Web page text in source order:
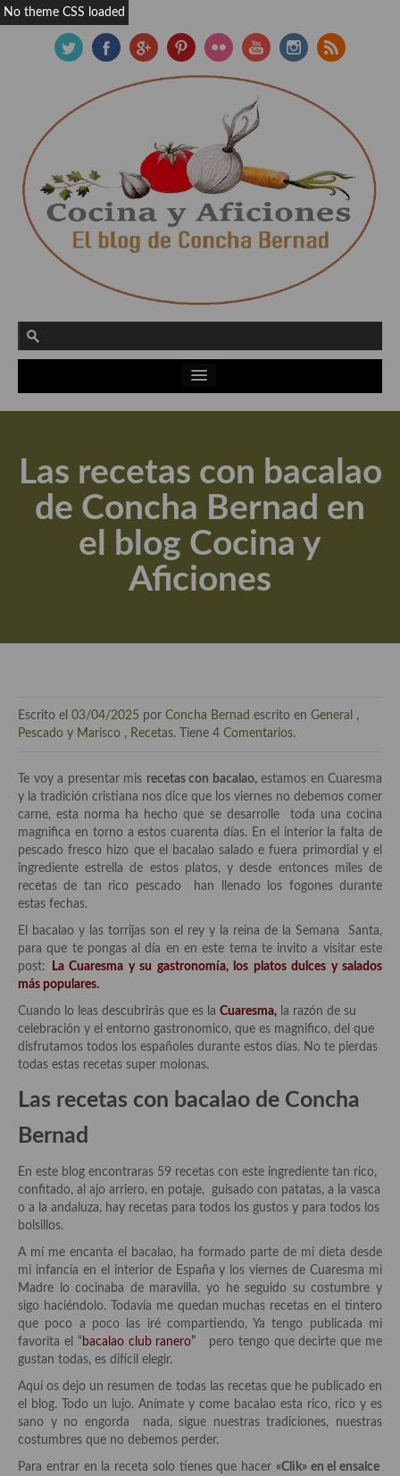
Actualidad y recomendaciones
Apuntes, estudios sobre temas interesantes e importantes
Aceite de Oliva Virgen Extra (AOVE)
Recetas maridadas con los mejores AOVES
Flores en la cocina recetas
En la mesa: menaje, vajilla, técnicas de emplatado, decoración
Historia de la gastronomía, platos celebres, cocineros, críticos,
historias culinarias y otras cosas
Origen y evolución de la comida
Protocolo y buenas maneras.
Ocio – restaurantes, bares, tabernas
Viajes eno-gastro-turísticos
Las opiniones de la «Cocinera»
Prensa
Recetas
Acompañamientos
Airfryer recetas
Aderezos, salsas, vinagretas, especias, hierbas aromáticas o
aditivos
Especias, mezclas de especias
Hierbas aromáticas
Aceites
Sales y polvos
Salsas y mojos
Las recetas con bacalao
de Concha Bernad en
el blog Cocina y
Aficiones
Escrito el 03/04/2025 por Concha Bernad escrito en General
,
Pescado y Marisco , Recetas. Tiene 4 Comentarios.
Te voy a presentar mis recetas con bacalao,estamos en Cuaresma
y la tradición cristiana nos dice que los viernes no debemos comer
carne, esta norma ha hecho que se desarrolle toda una cocina
magnifica en torno a estos cuarenta días. En el interior la falta de
pescado fresco hizo que el bacalao salado e fuera primordial y el
ingrediente estrella de estos platos, y desde entonces miles de
recetas de tan rico pescado han llenado los fogones durante
estas fechas.
El bacalao y las torrijas son el rey y la reina de la Semana Santa,
para que te pongas al día en en este tema te invito a visitar este
post:
La Cuaresma y su gastronomía, los platos dulces y salados
más populares.
Cuando lo leas descubrirás que es la Cuaresma, la razón de su
celebración y el entorno gastronomico, que es magnifico, del que
disfrutamos todos los españoles durante estos días. No te pierdas
todas estas recetas super molonas.
Las recetas con bacalao de Concha
Bernad
En este blog encontraras 59 recetas con este ingrediente tan rico,
confitado, al ajo arriero, en potaje, guisado con patatas, a la vasca
o a la andaluza, hay recetas para todos los gustos y para todos los
bolsillos.
A mí me encanta el bacalao, ha formado parte de mi dieta desde
mi infancia en el interior de España y los viernes de Cuaresma mi
Madre lo cocinaba de maravilla, yo he seguido su costumbre y
sigo haciéndolo. Todavía me quedan muchas recetas en el tintero
que poco a poco las iré compartiendo, Ya tengo publicada mi
favorita el “ bacalao club ranero” pero tengo que decirte que me
gustan todas, es difícil elegir.
Aquí os dejo un resumen de todas las recetas que he publicado en
el blog. Todo un lujo. Anímate y come bacalao esta rico, rico y es
sano y no engorda nada, sigue nuestras tradiciones, nuestras
costumbres que no debemos perder.
Para entrar en la receta solo tienes que hacer «Clik» en el ensalce
No theme CSS loaded